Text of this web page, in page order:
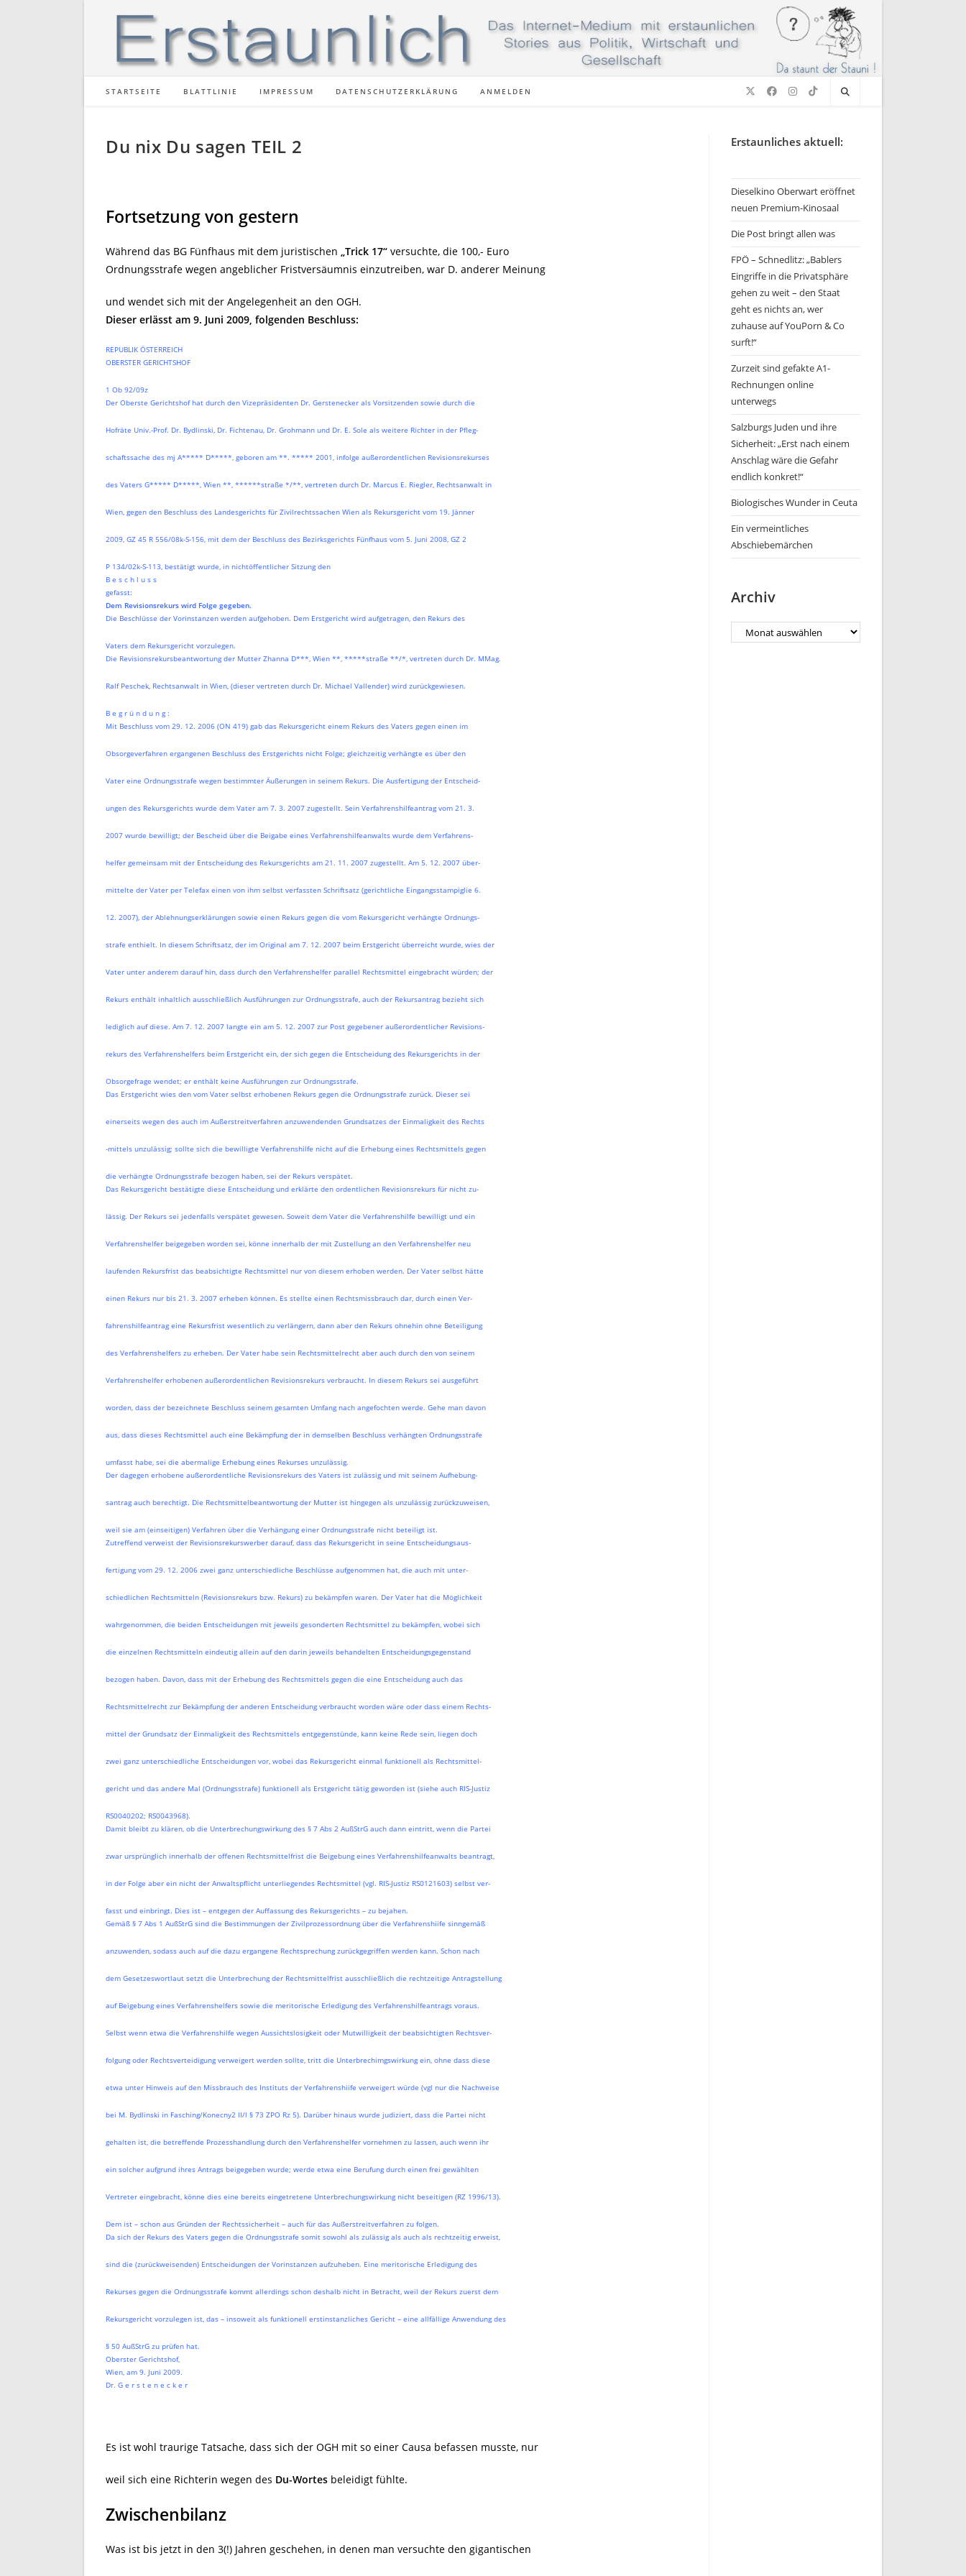
STARTSEITE BLATTLINIE IMPRESSUM DATENSCHUTZERKLÄRUNG ANMELDEN
Du nix Du sagen TEIL 2
Fortsetzung von gestern
Während das BG Fünfhaus mit dem juristischen „Trick 17“ versuchte, die 100,- Euro
Ordnungsstrafe wegen angeblicher Fristversäumnis einzutreiben, war D. anderer Meinung
und wendet sich mit der Angelegenheit an den OGH.
Dieser erlässt am 9. Juni 2009, folgenden Beschluss:
REPUBLIK ÖSTERREICH
OBERSTER GERICHTSHOF
1 Ob 92/09z
Der Oberste Gerichtshof hat durch den Vizepräsidenten Dr. Gerstenecker als Vorsitzenden sowie durch die
Hofräte Univ.-Prof. Dr. Bydlinski, Dr. Fichtenau, Dr. Grohmann und Dr. E. Sole als weitere Richter in der Pfleg-
schaftssache des mj A***** D*****, geboren am **. ***** 2001, infolge außerordentlichen Revisionsrekurses
des Vaters G***** D*****, Wien **, ******straße */**, vertreten durch Dr. Marcus E. Riegler, Rechtsanwalt in
Wien, gegen den Beschluss des Landesgerichts für Zivilrechtssachen Wien als Rekursgericht vom 19. Jänner
2009, GZ 45 R 556/08k-S-156, mit dem der Beschluss des Bezirksgerichts Fünfhaus vom 5. Juni 2008, GZ 2
P 134/02k-S-113, bestätigt wurde, in nichtöffentlicher Sitzung den
B e s c h l u s s
gefasst:
Dem Revisionsrekurs wird Folge gegeben.
Die Beschlüsse der Vorinstanzen werden aufgehoben. Dem Erstgericht wird aufgetragen, den Rekurs des
Vaters dem Rekursgericht vorzulegen.
Die Revisionsrekursbeantwortung der Mutter Zhanna D***, Wien **, *****straße **/*, vertreten durch Dr. MMag.
Ralf Peschek, Rechtsanwalt in Wien, (dieser vertreten durch Dr. Michael Vallender) wird zurückgewiesen.
B e g r ü n d u n g :
Mit Beschluss vom 29. 12. 2006 (ON 419) gab das Rekursgericht einem Rekurs des Vaters gegen einen im
Obsorgeverfahren ergangenen Beschluss des Erstgerichts nicht Folge; gleichzeitig verhängte es über den
Vater eine Ordnungsstrafe wegen bestimmter Äußerungen in seinem Rekurs. Die Ausfertigung der Entscheid-
ungen des Rekursgerichts wurde dem Vater am 7. 3. 2007 zugestellt. Sein Verfahrenshilfeantrag vom 21. 3.
2007 wurde bewilligt; der Bescheid über die Beigabe eines Verfahrenshilfeanwalts wurde dem Verfahrens-
helfer gemeinsam mit der Entscheidung des Rekursgerichts am 21. 11. 2007 zugestellt. Am 5. 12. 2007 über-
mittelte der Vater per Telefax einen von ihm selbst verfassten Schriftsatz (gerichtliche Eingangsstampiglie 6.
12. 2007), der Ablehnungserklärungen sowie einen Rekurs gegen die vom Rekursgericht verhängte Ordnungs-
strafe enthielt. In diesem Schriftsatz, der im Original am 7. 12. 2007 beim Erstgericht überreicht wurde, wies der
Vater unter anderem darauf hin, dass durch den Verfahrenshelfer parallel Rechtsmittel eingebracht würden; der
Rekurs enthält inhaltlich ausschließlich Ausführungen zur Ordnungsstrafe, auch der Rekursantrag bezieht sich
lediglich auf diese. Am 7. 12. 2007 langte ein am 5. 12. 2007 zur Post gegebener außerordentlicher Revisions-
rekurs des Verfahrenshelfers beim Erstgericht ein, der sich gegen die Entscheidung des Rekursgerichts in der
Obsorgefrage wendet; er enthält keine Ausführungen zur Ordnungsstrafe.
Das Erstgericht wies den vom Vater selbst erhobenen Rekurs gegen die Ordnungsstrafe zurück. Dieser sei
einerseits wegen des auch im Außerstreitverfahren anzuwendenden Grundsatzes der Einmaligkeit des Rechts
-mittels unzulässig; sollte sich die bewilligte Verfahrenshilfe nicht auf die Erhebung eines Rechtsmittels gegen
die verhängte Ordnungsstrafe bezogen haben, sei der Rekurs verspätet.
Das Rekursgericht bestätigte diese Entscheidung und erklärte den ordentlichen Revisionsrekurs für nicht zu-
lässig. Der Rekurs sei jedenfalls verspätet gewesen. Soweit dem Vater die Verfahrenshilfe bewilligt und ein
Verfahrenshelfer beigegeben worden sei, könne innerhalb der mit Zustellung an den Verfahrenshelfer neu
laufenden Rekursfrist das beabsichtigte Rechtsmittel nur von diesem erhoben werden. Der Vater selbst hätte
einen Rekurs nur bis 21. 3. 2007 erheben können. Es stellte einen Rechtsmissbrauch dar, durch einen Ver-
fahrenshilfeantrag eine Rekursfrist wesentlich zu verlängern, dann aber den Rekurs ohnehin ohne Beteiligung
des Verfahrenshelfers zu erheben. Der Vater habe sein Rechtsmittelrecht aber auch durch den von seinem
Verfahrenshelfer erhobenen außerordentlichen Revisionsrekurs verbraucht. In diesem Rekurs sei ausgeführt
worden, dass der bezeichnete Beschluss seinem gesamten Umfang nach angefochten werde. Gehe man davon
aus, dass dieses Rechtsmittel auch eine Bekämpfung der in demselben Beschluss verhängten Ordnungsstrafe
umfasst habe, sei die abermalige Erhebung eines Rekurses unzulässig.
Der dagegen erhobene außerordentliche Revisionsrekurs des Vaters ist zulässig und mit seinem Aufhebung-
santrag auch berechtigt. Die Rechtsmittelbeantwortung der Mutter ist hingegen als unzulässig zurückzuweisen,
weil sie am (einseitigen) Verfahren über die Verhängung einer Ordnungsstrafe nicht beteiligt ist.
Zutreffend verweist der Revisionsrekurswerber darauf, dass das Rekursgericht in seine Entscheidungsaus-
fertigung vom 29. 12. 2006 zwei ganz unterschiedliche Beschlüsse aufgenommen hat, die auch mit unter-
schiedlichen Rechtsmitteln (Revisionsrekurs bzw. Rekurs) zu bekämpfen waren. Der Vater hat die Möglichkeit
wahrgenommen, die beiden Entscheidungen mit jeweils gesonderten Rechtsmittel zu bekämpfen, wobei sich
die einzelnen Rechtsmitteln eindeutig allein auf den darin jeweils behandelten Entscheidungsgegenstand
bezogen haben. Davon, dass mit der Erhebung des Rechtsmittels gegen die eine Entscheidung auch das
Rechtsmittelrecht zur Bekämpfung der anderen Entscheidung verbraucht worden wäre oder dass einem Rechts-
mittel der Grundsatz der Einmaligkeit des Rechtsmittels entgegenstünde, kann keine Rede sein, liegen doch
zwei ganz unterschiedliche Entscheidungen vor, wobei das Rekursgericht einmal funktionell als Rechtsmittel-
gericht und das andere Mal (Ordnungsstrafe) funktionell als Erstgericht tätig geworden ist (siehe auch RIS-Justiz
RS0040202; RS0043968).
Damit bleibt zu klären, ob die Unterbrechungswirkung des § 7 Abs 2 AußStrG auch dann eintritt, wenn die Partei
zwar ursprünglich innerhalb der offenen Rechtsmittelfrist die Beigebung eines Verfahrenshilfeanwalts beantragt,
in der Folge aber ein nicht der Anwaltspflicht unterliegendes Rechtsmittel (vgl. RIS-Justiz RS0121603) selbst ver-
fasst und einbringt. Dies ist – entgegen der Auffassung des Rekursgerichts – zu bejahen.
Gemäß § 7 Abs 1 AußStrG sind die Bestimmungen der Zivilprozessordnung über die Verfahrenshiife sinngemäß
anzuwenden, sodass auch auf die dazu ergangene Rechtsprechung zurückgegriffen werden kann. Schon nach
dem Gesetzeswortlaut setzt die Unterbrechung der Rechtsmittelfrist ausschließlich die rechtzeitige Antragstellung
auf Beigebung eines Verfahrenshelfers sowie die meritorische Erledigung des Verfahrenshilfeantrags voraus.
Selbst wenn etwa die Verfahrenshilfe wegen Aussichtslosigkeit oder Mutwilligkeit der beabsichtigten Rechtsver-
folgung oder Rechtsverteidigung verweigert werden sollte, tritt die Unterbrechimgswirkung ein, ohne dass diese
etwa unter Hinweis auf den Missbrauch des Instituts der Verfahrenshiife verweigert würde (vgl nur die Nachweise
bei M. Bydlinski in Fasching/Konecny2 II/l § 73 ZPO Rz 5). Darüber hinaus wurde judiziert, dass die Partei nicht
gehalten ist, die betreffende Prozesshandlung durch den Verfahrenshelfer vornehmen zu lassen, auch wenn ihr
ein solcher aufgrund ihres Antrags beigegeben wurde; werde etwa eine Berufung durch einen frei gewählten
Vertreter eingebracht, könne dies eine bereits eingetretene Unterbrechungswirkung nicht beseitigen (RZ 1996/13).
Dem ist – schon aus Gründen der Rechtssicherheit – auch für das Außerstreitverfahren zu folgen.
Da sich der Rekurs des Vaters gegen die Ordnungsstrafe somit sowohl als zulässig als auch als rechtzeitig erweist,
sind die (zurückweisenden) Entscheidungen der Vorinstanzen aufzuheben. Eine meritorische Erledigung des
Rekurses gegen die Ordnungsstrafe kommt allerdings schon deshalb nicht in Betracht, weil der Rekurs zuerst dem
Rekursgericht vorzulegen ist, das – insoweit als funktionell erstinstanzliches Gericht – eine allfällige Anwendung des
§ 50 AußStrG zu prüfen hat.
Oberster Gerichtshof,
Wien, am 9. Juni 2009.
Dr. G e r s t e n e c k e r
Es ist wohl traurige Tatsache, dass sich der OGH mit so einer Causa befassen musste, nur
weil sich eine Richterin wegen des Du-Wortes beleidigt fühlte.
Zwischenbilanz
Was ist bis jetzt in den 3(!) Jahren geschehen, in denen man versuchte den gigantischen
Erstaunliches aktuell:
Dieselkino Oberwart eröffnet
neuen Premium-Kinosaal
Die Post bringt allen was
FPÖ – Schnedlitz: „Bablers
Eingriffe in die Privatsphäre
gehen zu weit – den Staat
geht es nichts an, wer
zuhause auf YouPorn & Co
surft!“
Zurzeit sind gefakte A1-
Rechnungen online
unterwegs
Salzburgs Juden und ihre
Sicherheit: „Erst nach einem
Anschlag wäre die Gefahr
endlich konkret!“
Biologisches Wunder in Ceuta
Ein vermeintliches
Abschiebemärchen
Archiv
Archiv